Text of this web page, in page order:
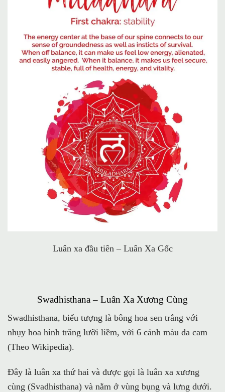
Luân xa đầu tiên – Luân Xa Gốc
Swadhisthana – Luân Xa Xương Cùng
Swadhisthana, biểu tượng là bông hoa sen trắng với
nhụy hoa hình trăng lưỡi liềm, với 6 cánh màu da cam
(Theo Wikipedia).
Đây là luân xa thứ hai và được gọi là luân xa xương
cùng (Svadhisthana) và nằm ở vùng bụng và lưng dưới.